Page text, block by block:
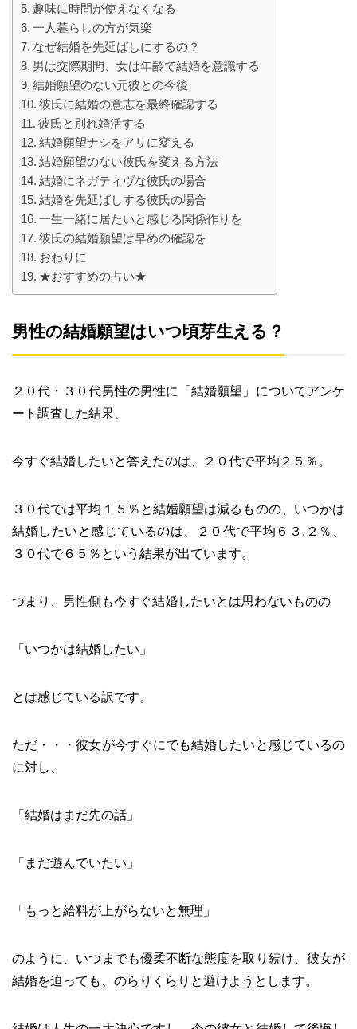
趣味に時間が使えなくなる
一人暮らしの方が気楽
なぜ結婚を先延ばしにするの？
男は交際期間、女は年齢で結婚を意識する
結婚願望のない元彼との今後
彼氏に結婚の意志を最終確認する
彼氏と別れ婚活する
結婚願望ナシをアリに変える
結婚願望のない彼氏を変える方法
結婚にネガティヴな彼氏の場合
結婚を先延ばしする彼氏の場合
一生一緒に居たいと感じる関係作りを
彼氏の結婚願望は早めの確認を
おわりに
★おすすめの占い★
男性の結婚願望はいつ頃芽生える？
２０代・３０代男性の男性に「結婚願望」についてアンケ
ート調査した結果、
今すぐ結婚したいと答えたのは、２０代で平均２５％。
３０代では平均１５％と結婚願望は減るものの、いつかは
結婚したいと感じているのは、２０代で平均６３.２％、
３０代で６５％という結果が出ています。
つまり、男性側も今すぐ結婚したいとは思わないものの
「いつかは結婚したい」
とは感じている訳です。
ただ・・・彼女が今すぐにでも結婚したいと感じているの
に対し、
「結婚はまだ先の話」
「まだ遊んでいたい」
「もっと給料が上がらないと無理」
のように、いつまでも優柔不断な態度を取り続け、彼女が
結婚を迫っても、のらりくらりと避けようとします。